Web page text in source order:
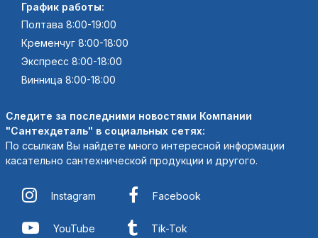
График работы:
Полтава 8:00-19:00
Кременчуг 8:00-18:00
Экспресс 8:00-18:00
Винница 8:00-18:00
Следите за последними новостями Компании
"Сантехдеталь" в социальных сетях:
По ссылкам Вы найдете много интересной информации
касательно сантехнической продукции и другого.
Instagram Facebook
YouTube Tik-Tok